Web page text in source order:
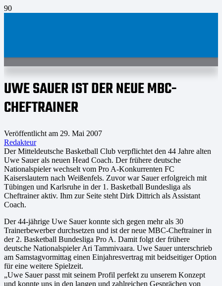
UWE SAUER IST DER NEUE MBC-
CHEFTRAINER
Veröffentlicht am 29. Mai 2007
Redakteur
Der Mitteldeutsche Basketball Club verpflichtet den 44 Jahre alten
Uwe Sauer als neuen Head Coach. Der frühere deutsche
Nationalspieler wechselt vom Pro A-Konkurrenten FC
Kaiserslautern nach Weißenfels. Zuvor war Sauer erfolgreich mit
Tübingen und Karlsruhe in der 1. Basketball Bundesliga als
Cheftrainer aktiv. Ihm zur Seite steht Dirk Dittrich als Assistant
Coach.
Der 44-jährige Uwe Sauer konnte sich gegen mehr als 30
Trainerbewerber durchsetzen und ist der neue MBC-Cheftrainer in
der 2. Basketball Bundesliga Pro A. Damit folgt der frühere
deutsche Nationalspieler Ari Tammivaara. Uwe Sauer unterschrieb
am Samstagvormittag einen Einjahresvertrag mit beidseitiger Option
für eine weitere Spielzeit.
„Uwe Sauer passt mit seinem Profil perfekt zu unserem Konzept
und konnte uns in den langen und zahlreichen Gesprächen von